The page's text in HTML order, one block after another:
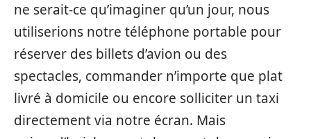
ne serait-ce qu’imaginer qu’un jour, nous
utiliserions notre téléphone portable pour
réserver des billets d’avion ou des
spectacles, commander n’importe que plat
livré à domicile ou encore solliciter un taxi
directement via notre écran. Mais